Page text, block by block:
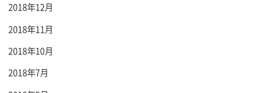
2018年12月
2018年11月
2018年10月
2018年7月